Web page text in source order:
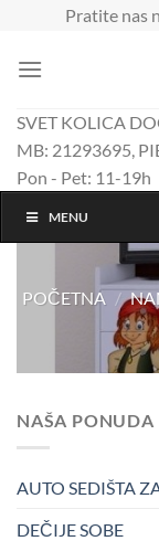
sadržaj
Pratite nas
SVET KOLICA
MB: 21293695,
Pon - Pet: 11-
MENU
POČETNA /
NAŠA PONUDA
AUTO SEDIŠTA
DEČIJE SOBE